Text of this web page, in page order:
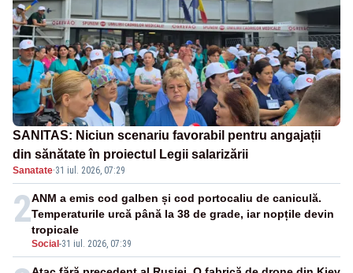
SANITAS: Niciun scenariu favorabil pentru angajații
din sănătate în proiectul Legii salarizării
Sanatate·31 iul. 2026, 07:29
2
Social -31 iul. 2026, 07:39
ANM a emis cod galben și cod portocaliu de caniculă.
Temperaturile urcă până la 38 de grade, iar nopțile devin
tropicale